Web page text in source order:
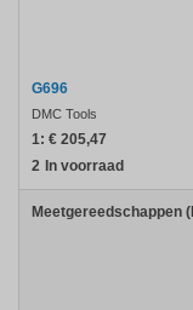
G696
DMC Tools
1: € 205,47
2 In voorraad